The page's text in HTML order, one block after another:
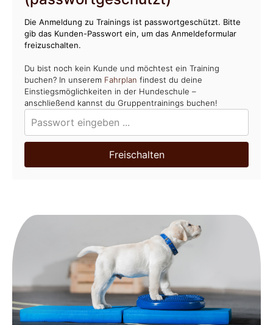
Die Anmeldung zu Trainings ist passwortgeschützt. Bitte
gib das Kunden-Passwort ein, um das Anmeldeformular
freizuschalten.
Du bist noch kein Kunde und möchtest ein Training
buchen? In unserem Fahrplan findest du deine
Einstiegsmöglichkeiten in der Hundeschule –
anschließend kannst du Gruppentrainings buchen!
Freischalten